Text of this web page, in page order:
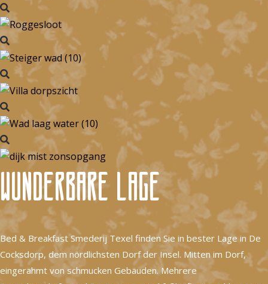
Wunderbare Lage
Bed & Breakfast Smederij Texel finden Sie in bester Lage in De
Cocksdorp, dem nördlichsten Dorf der Insel. Mitten im Dorf,
eingerahmt von schmucken Gebäuden. Mehrere